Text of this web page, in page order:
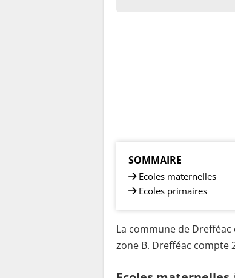
SOMMAIRE
Ecoles maternelles
Ecoles primaires
La commune de
zone B. Drefféac